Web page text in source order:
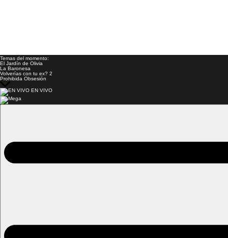
Temas del momento:
El Jardín de Olivia
La Baronesa
Volverías con tu ex? 2
Prohibida Obsesión
EN VIVO